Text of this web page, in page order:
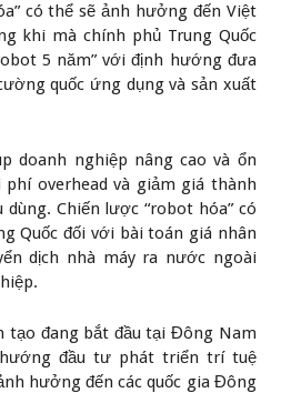
có thể sẽ ảnh hưởng đến Việt
khi mà chính phủ Trung Quốc
5 năm” với định hướng đưa
quốc ứng dụng và sản xuất
doanh nghiệp nâng cao và ổn
overhead và giảm giá thành
Chiến lược “robot hóa” có
Quốc đối với bài toán giá nhân
dịch nhà máy ra nước ngoài
tạo đang bắt đầu tại Đông Nam
đầu tư phát triển trí tuệ
hưởng đến các quốc gia Đông